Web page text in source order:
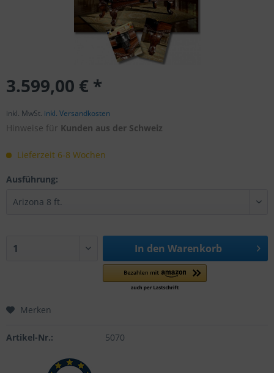
3.599,00 € *
inkl. MwSt. inkl. Versandkosten
Hinweise für Kunden aus der Schweiz
Lieferzeit 6-8 Wochen
Ausführung:
In den Warenkorb
Merken
Artikel-Nr.: 5070